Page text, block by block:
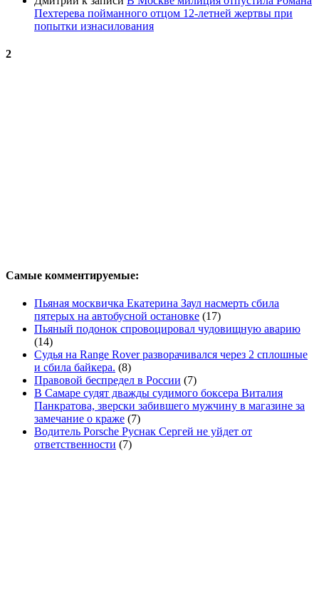
Пехтерева пойманного отцом 12-летней жертвы при
попытки изнасилования
2
Самые комментируемые:
Пьяная москвичка Екатерина Заул насмерть сбила
пятерых на автобусной остановке (17)
Пьяный подонок спровоцировал чудовищную аварию
(14)
Судья на Range Rover разворачивался через 2 сплошные
и сбила байкера. (8)
Правовой беспредел в России (7)
В Самаре судят дважды судимого боксера Виталия
Панкратова, зверски забившего мужчину в магазине за
замечание о краже (7)
Водитель Porsche Руснак Сергей не уйдет от
ответственности (7)